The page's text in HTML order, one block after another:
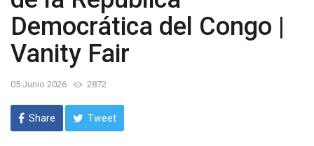
Democrática del Congo |
Vanity Fair
05 Junio 2026 2872
Share Tweet